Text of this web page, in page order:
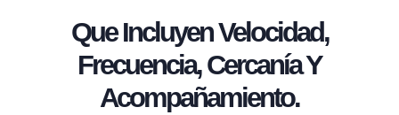
Que Incluyen Velocidad,
Frecuencia, Cercanía Y
Acompañamiento.